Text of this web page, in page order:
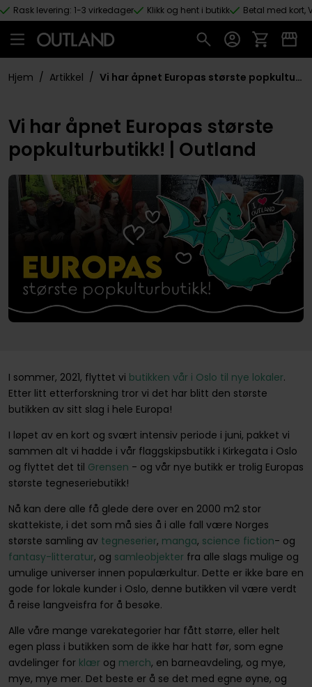
Hopp til hovedinnhold
Rask levering: 1-3 virkedager Klikk og hent i butikk Betal med kort,
Hjem / Artikkel / Vi har åpnet Europas største popkulturbutikk! | Outland
Vi har åpnet Europas største
popkulturbutikk! | Outland
I sommer, 2021, flyttet vi butikken vår i Oslo til nye lokaler.
Etter litt etterforskning tror vi det har blitt den største
butikken av sitt slag i hele Europa!
I løpet av en kort og svært intensiv periode i juni, pakket vi
sammen alt vi hadde i vår flaggskipsbutikk i Kirkegata i Oslo
og flyttet det til Grensen - og vår nye butikk er trolig Europas
største tegneseriebutikk!
Nå kan dere alle få glede dere over en 2000 m2 stor
skattekiste, i det som må sies å i alle fall være Norges
største samling av tegneserier, manga, science fiction- og
fantasy-litteratur, og samleobjekterfra alle slags mulige og
umulige universer innen populærkultur. Dette er ikke bare en
gode for lokale kunder i Oslo, denne butikken vil være verdt
å reise langveisfra for å besøke.
Alle våre mange varekategorier har fått større, eller helt
egen plass i butikken som de ikke har hatt før, som egne
avdelinger for klærog merch, en barneavdeling, og mye,
mye, mye mer. Det beste er å se det med egne øyne, og